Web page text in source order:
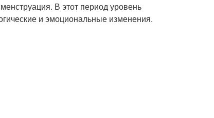
В этот период уровень
и эмоциональные изменения.